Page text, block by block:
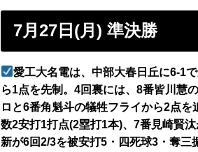
7月27日(月) 準決勝
愛工大名電は、中部大春日丘に6-1
ら1点を先制。4回裏には、8番皆川慧
ロと6番角魁斗の犠牲フライから2点
数2安打1打点(2塁打1本)、7番見崎賢
新が6回2/3を被安打5・四死球3・奪三